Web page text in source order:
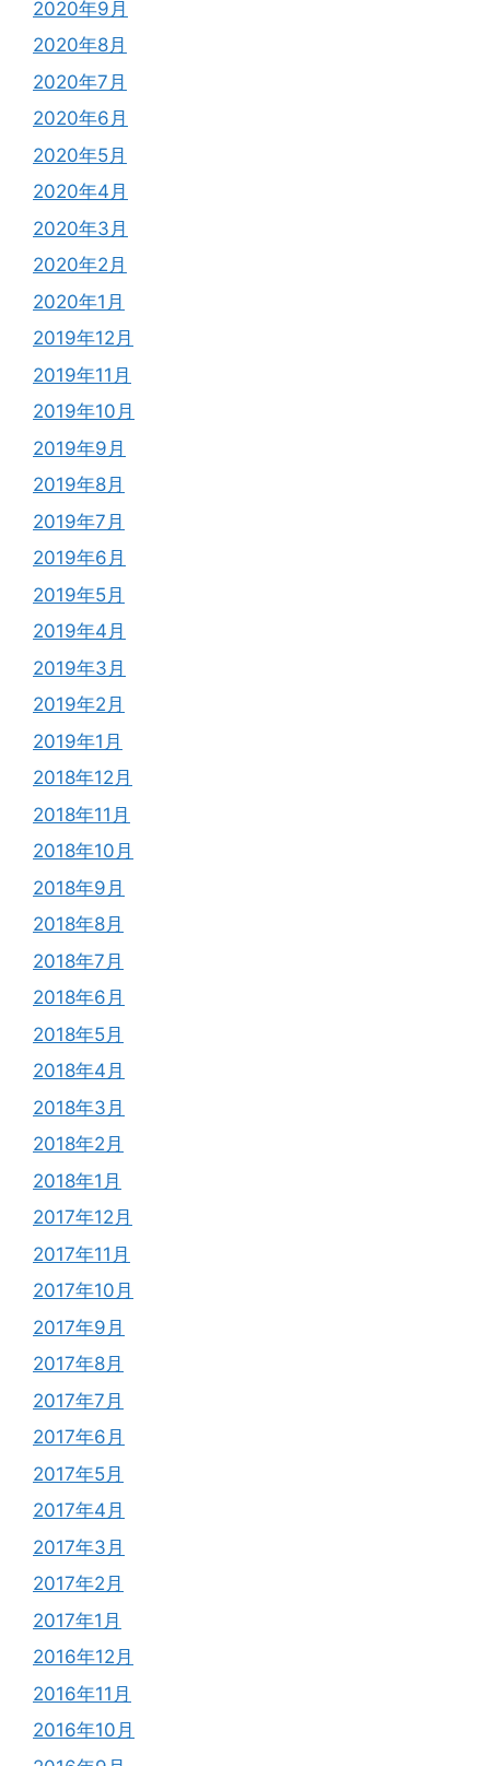
2020年9月
2020年8月
2020年7月
2020年6月
2020年5月
2020年4月
2020年3月
2020年2月
2020年1月
2019年12月
2019年11月
2019年10月
2019年9月
2019年8月
2019年7月
2019年6月
2019年5月
2019年4月
2019年3月
2019年2月
2019年1月
2018年12月
2018年11月
2018年10月
2018年9月
2018年8月
2018年7月
2018年6月
2018年5月
2018年4月
2018年3月
2018年2月
2018年1月
2017年12月
2017年11月
2017年10月
2017年9月
2017年8月
2017年7月
2017年6月
2017年5月
2017年4月
2017年3月
2017年2月
2017年1月
2016年12月
2016年11月
2016年10月